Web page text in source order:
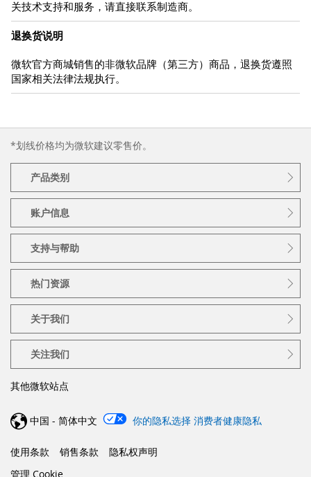
关技术支持和服务，请直接联系制造商。
退换货说明
微软官方商城销售的非微软品牌（第三方）商品，退换货遵照
国家相关法律法规执行。
*划线价格均为微软建议零售价。
产品类别
账户信息
支持与帮助
热门资源
关于我们
关注我们
其他微软站点
中国 - 简体中文 你的隐私选择 消费者健康隐私
使用条款 销售条款
隐私权声明
管理 Cookie